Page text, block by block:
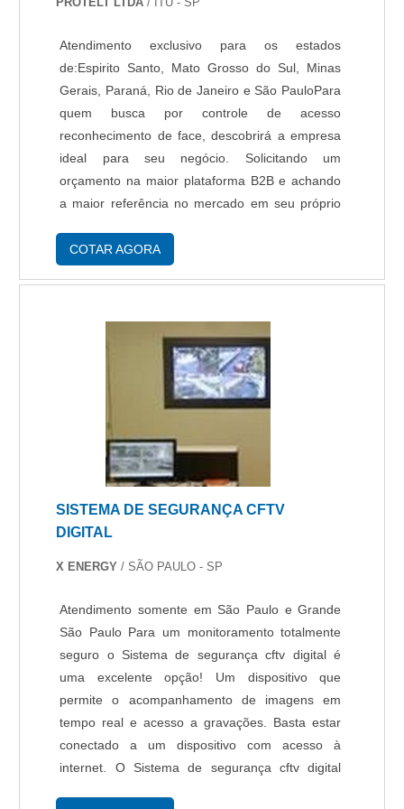
garante uma entrega de excelência de ponta a
ponta..
Atendimento exclusivo para os estados
de:Espirito Santo, Mato Grosso do Sul, Minas
Gerais, Paraná, Rio de Janeiro e São PauloPara
quem busca por controle de acesso
reconhecimento de face, descobrirá a empresa
ideal para seu negócio. Solicitando um
orçamento na maior plataforma B2B e achando
a maior referência no mercado em seu próprio
DE ACESSO RECONHECIMENTO DE
consegue encontrar o site da Protelt. A empresa
tem em seu escopo cerca elétrica e fibra óptica,
focando em tecnologia e desenvolvimento no
que gera resultado ao cliente.Ainda com uma
visão analítica sobre controle de acesso
reconhecimento de face, deve-se ter a exatidão
em orçar com empresas que prezam por
e assertividade, pequenos detalhes, mas de
grande valia para saber a procedência e
seriedade da empresa.Existem muitas formas
autoridade em sua área de atuação. Por que a
Protelt é a melhor opção quando o assunto for
controle de acesso de reconhecimento de face:
Especialistas na área de atuação; Profissionais
intensamente qualificados; Técnicos e
consultores capacitados regularmente; Escritório
de alta qualidade onde são realizadas as
atividades; Tecnologia de ponta; Equipamentos
COTAR AGORA
SISTEMA DE SEGURANÇA CFTV
DIGITAL
X ENERGY / SÃO PAULO - SP
Atendimento somente em São Paulo e Grande
São Paulo Para um monitoramento totalmente
seguro o Sistema de segurança cftv digital é
uma excelente opção! Um dispositivo que
permite o acompanhamento de imagens em
tempo real e acesso a gravações. Basta estar
conectado a um dispositivo com acesso à
internet. O Sistema de segurança cftv digital